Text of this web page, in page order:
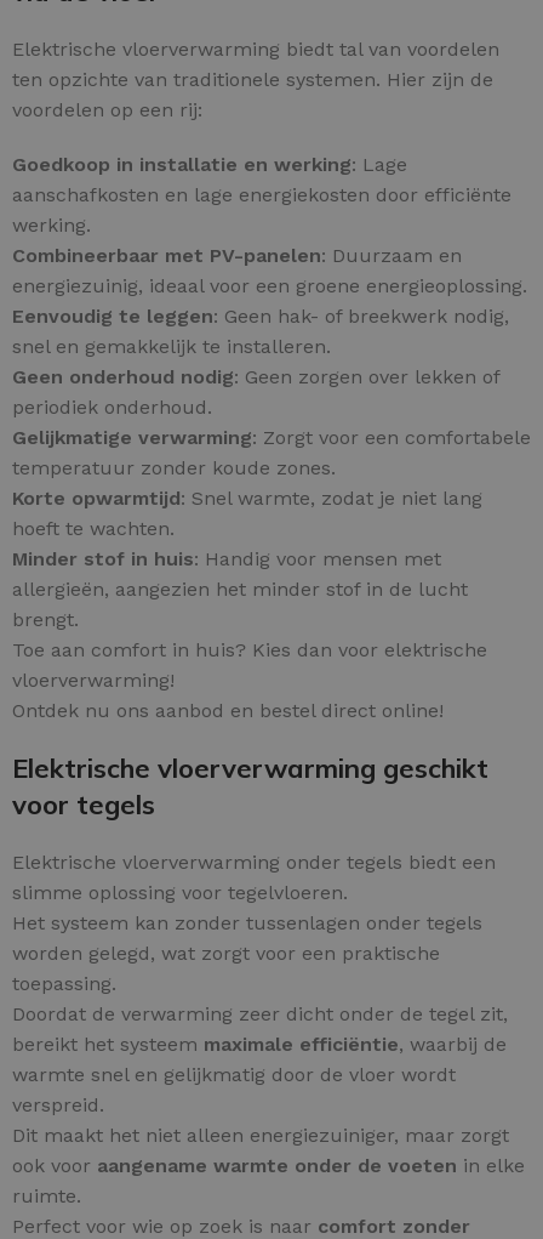
Elektrische vloerverwarming biedt tal van voordelen
ten opzichte van traditionele systemen. Hier zijn de
voordelen op een rij:
Goedkoop in installatie en werking: Lage
aanschafkosten en lage energiekosten door efficiënte
werking.
Combineerbaar met PV-panelen: Duurzaam en
energiezuinig, ideaal voor een groene energieoplossing.
Eenvoudig te leggen: Geen hak- of breekwerk nodig,
snel en gemakkelijk te installeren.
Geen onderhoud nodig: Geen zorgen over lekken of
periodiek onderhoud.
Gelijkmatige verwarming: Zorgt voor een comfortabele
temperatuur zonder koude zones.
Korte opwarmtijd: Snel warmte, zodat je niet lang
hoeft te wachten.
Minder stof in huis: Handig voor mensen met
allergieën, aangezien het minder stof in de lucht
brengt.
Toe aan comfort in huis? Kies dan voor elektrische
vloerverwarming!
Ontdek nu ons aanbod en bestel direct online!
Elektrische vloerverwarming geschikt
voor tegels
Elektrische vloerverwarming onder tegels biedt een
slimme oplossing voor tegelvloeren.
Het systeem kan zonder tussenlagen onder tegels
worden gelegd, wat zorgt voor een praktische
toepassing.
Doordat de verwarming zeer dicht onder de tegel zit,
bereikt het systeem maximale efficiëntie, waarbij de
warmte snel en gelijkmatig door de vloer wordt
verspreid.
Dit maakt het niet alleen energiezuiniger, maar zorgt
ook voor aangename warmte onder de voeten in elke
ruimte.
Perfect voor wie op zoek is naar comfort zonder